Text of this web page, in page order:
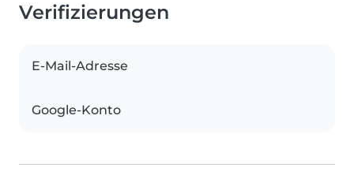
Verifizierungen
E-Mail-Adresse
Google-Konto